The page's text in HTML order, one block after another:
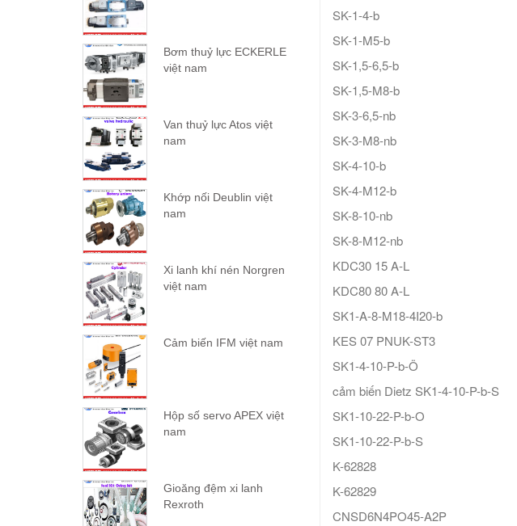
SK-1-4-b
SK-1-M5-b
SK-1,5-6,5-b
SK-1,5-M8-b
SK-3-6,5-nb
SK-3-M8-nb
SK-4-10-b
SK-4-M12-b
SK-8-10-nb
SK-8-M12-nb
KDC30 15 A-L
KDC80 80 A-L
SK1-A-8-M18-4I20-b
KES 07 PNUK-ST3
SK1-4-10-P-b-Ö
cảm biến Dietz SK1-4-10-P-b-S
SK1-10-22-P-b-O
SK1-10-22-P-b-S
K-62828
K-62829
CNSD6N4PO45-A2P
Bơm thuỷ lực ECKERLE
việt nam
Van thuỷ lực Atos việt
nam
Khớp nối Deublin việt
nam
Xi lanh khí nén Norgren
việt nam
Cảm biến IFM việt nam
Hộp số servo APEX việt
nam
Gioăng đệm xi lanh
Rexroth